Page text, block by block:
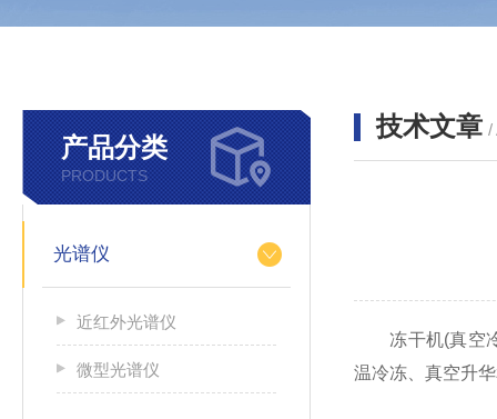
产品分类
PRODUCTS
光谱仪
近红外光谱仪
微型光谱仪
技术文章 /
冻干机(真空冷
温冷冻、真空升